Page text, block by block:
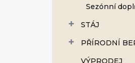
Sezónní
STÁJ
PŘÍRODNÍ
VÝPRODEJ